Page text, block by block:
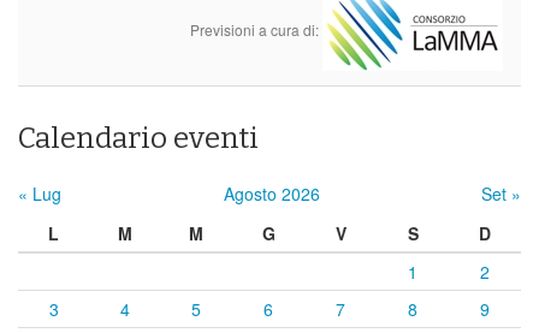
Previsioni a cura di:
Calendario eventi
« Lug Agosto 2026
Set »
L
M M G V S
D
1
2
3
4 5 6 7 8
9